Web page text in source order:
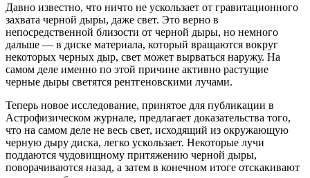
Давно известно, что ничто не ускользает от гравитационного
захвата черной дыры, даже свет. Это верно в
непосредственной близости от черной дыры, но немного
дальше — в диске материала, который вращаются вокруг
некоторых черных дыр, свет может вырваться наружу. На
самом деле именно по этой причине активно растущие
черные дыры светятся рентгеновскими лучами.
Теперь новое исследование, принятое для публикации в
Астрофизическом журнале, предлагает доказательства того,
что на самом деле не весь свет, исходящий из окружающую
черную дыру диска, легко ускользает. Некоторые лучи
поддаются чудовищному притяжению черной дыры,
поворачиваются назад, а затем в конечном итоге отскакивают